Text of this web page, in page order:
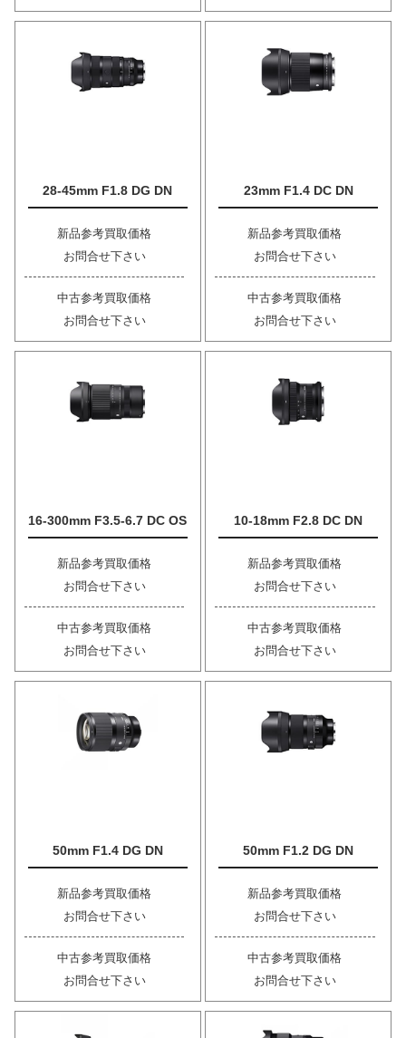
28-45mm F1.8 DG DN
新品参考買取価格
お問合せ下さい
中古参考買取価格
お問合せ下さい
23mm F1.4 DC DN
新品参考買取価格
お問合せ下さい
中古参考買取価格
お問合せ下さい
16-300mm F3.5-6.7 DC OS
新品参考買取価格
お問合せ下さい
中古参考買取価格
お問合せ下さい
10-18mm F2.8 DC DN
新品参考買取価格
お問合せ下さい
中古参考買取価格
お問合せ下さい
50mm F1.4 DG DN
新品参考買取価格
お問合せ下さい
中古参考買取価格
お問合せ下さい
50mm F1.2 DG DN
新品参考買取価格
お問合せ下さい
中古参考買取価格
お問合せ下さい